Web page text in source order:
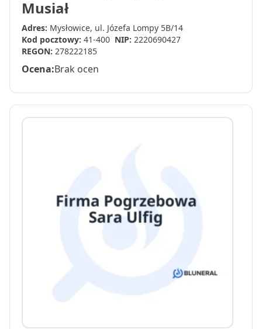
Musiał
Adres: Mysłowice, ul. Józefa Lompy 5B/14
Kod pocztowy: 41-400 NIP: 2220690427
REGON: 278222185
Ocena:Brak ocen